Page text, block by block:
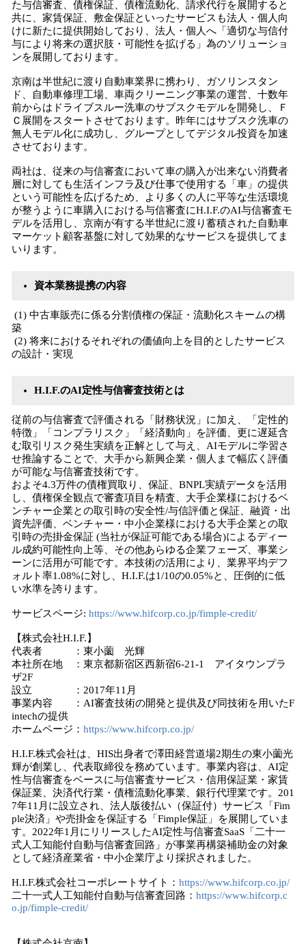
た与信審査、債権保証、債権流動化、請求代行を展開すると
共に、家賃保証、敷金保証といったサービスも法人・個人向
けに新たに提供開始しており、法人・個人へ「適切な与信付
与により将来の選択肢・可能性を拡げる」為のソリューショ
ンを展開しております。
京南は半世紀に渡り自動車業界に携わり、ガソリンスタン
ド、自動車修理工場、車両クリーニング事業の運営、十数年
前からはドライブスルー洗車のサブスクモデルを開発し、Ｆ
Ｃ展開をスタートさせております。昨年にはサブスク洗車の
無人モデル化に成功し、グループとしてデジタル投資を加速
させております。
両社は、従来の与信審査において車の購入が出来ない消費者
層に対しても生活インフラ及び仕事で使用する「車」の提供
という可能性を広げるため、より多くの人に平等な生活環境
が整うように車購入における与信審査にH.I.F.のAI与信審査モ
デルを活用し、京南が有する半世紀に渡り蓄積された自動車
マーケット顧客基盤に対して効果的なサービスを提供してま
いります。
資本業務提携の内容
(1) 中古車販売に係る分割債権の保証・流動化スキームの構
築
(2) 将来におけるそれぞれの価値向上を目的としたサービス
の設計・実現
H.I.F.のAI定性与信審査技術とは
従前の与信審査で評価される「財務状況」に加え、「定性的
特徴」「コンプラリスク」「経済動向」を評価、更に遅延含
む取引リスク発生実績を正解として与え、AIモデルに学習さ
せ推論することで、大手から新興企業・個人まで幅広く評価
が可能な与信審査技術です。
およそ4.3万件の債権買取り、保証、BNPL実績データを活用
し、債権保全観点で審査項目を精査、大手企業様におけるベ
ンチャー企業との取引時の安全性/与信評価と保証、融資・出
資先評価、ベンチャー・中小企業様における大手企業との取
引時の売掛金保証 (当社が保証可能である場合)によるディー
ル成約可能性向上等、その他あらゆる企業フェーズ、事業シ
ーンに活用が可能です。本技術の活用により、業界平均デフ
ォルト率1.08%に対し、H.I.F.は1/10の0.05%と、圧倒的に低
い水準を誇ります。
サービスページ: https://www.hifcorp.co.jp/fimple-credit/
【株式会社H.I.F.】
代表者 ：東小薗 光輝
本社所在地 ：東京都新宿区西新宿6-21-1 アイタウンプラ
ザ2F
設立 ：2017年11月
事業内容 ：AI審査技術の開発と提供及び同技術を用いたF
intechの提供
ホームページ： https://www.hifcorp.co.jp/
H.I.F.株式会社は、HIS出身者で澤田経営道場2期生の東小薗光
輝が創業し、代表取締役を務めています。事業内容は、AI定
性与信審査をベースに与信審査サービス・信用保証業・家賃
保証業、決済代行業・債権流動化事業、銀行代理業です。201
7年11月に設立され、法人版後払い（保証付）サービス「Fim
ple決済」や売掛金を保証する「Fimple保証」を展開していま
す。2022年1月にリリースしたAI定性与信審査SaaS「二十一
式人工知能付自動与信審査回路」が事業再構築補助金の対象
として経済産業省・中小企業庁より採択されました。
H.I.F.株式会社コーポレートサイト： https://www.hifcorp.co.jp/
二十一式人工知能付自動与信審査回路： https://www.hifcorp.c
o.jp/fimple-credit/